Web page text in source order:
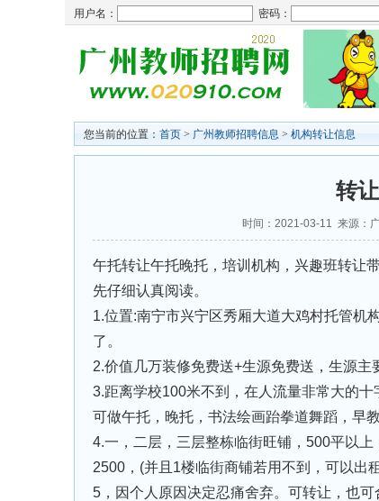
用户名： 密码：
您当前的位置： 首页 > 广州教师招聘信息 > 机构转让信息
转
时间：2021-03-11 来源：
午托转让午托晚托，培训机构，兴趣班转让
先仔细认真阅读。
1.位置:南宁市兴宁区秀厢大道大鸡村托管机
了。
2.价值几万装修免费送+生源免费送，生源主
3.距离学校100米不到，在人流量非常大的
可做午托，晚托，书法绘画跆拳道舞蹈，早
4.一，二层，三层整栋临街旺铺，500平以
2500，(并且1楼临街商铺若用不到，可以出
5，因个人原因决定忍痛舍弃。可转让，也